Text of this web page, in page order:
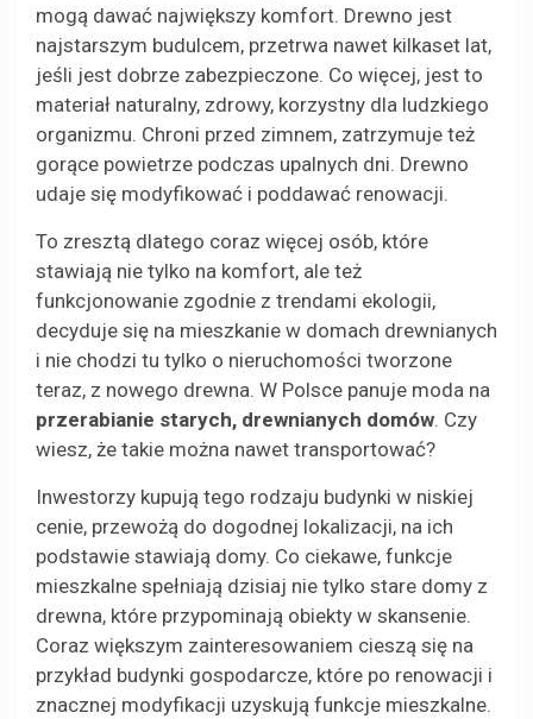
mogą dawać największy komfort. Drewno jest
najstarszym budulcem, przetrwa nawet kilkaset lat,
jeśli jest dobrze zabezpieczone. Co więcej, jest to
materiał naturalny, zdrowy, korzystny dla ludzkiego
organizmu. Chroni przed zimnem, zatrzymuje też
gorące powietrze podczas upalnych dni. Drewno
udaje się modyfikować i poddawać renowacji.
To zresztą dlatego coraz więcej osób, które
stawiają nie tylko na komfort, ale też
funkcjonowanie zgodnie z trendami ekologii,
decyduje się na mieszkanie w domach drewnianych
i nie chodzi tu tylko o nieruchomości tworzone
teraz, z nowego drewna. W Polsce panuje moda na
przerabianie starych, drewnianych domów. Czy
wiesz, że takie można nawet transportować?
Inwestorzy kupują tego rodzaju budynki w niskiej
cenie, przewożą do dogodnej lokalizacji, na ich
podstawie stawiają domy. Co ciekawe, funkcje
mieszkalne spełniają dzisiaj nie tylko stare domy z
drewna, które przypominają obiekty w skansenie.
Coraz większym zainteresowaniem cieszą się na
przykład budynki gospodarcze, które po renowacji i
znacznej modyfikacji uzyskują funkcje mieszkalne.